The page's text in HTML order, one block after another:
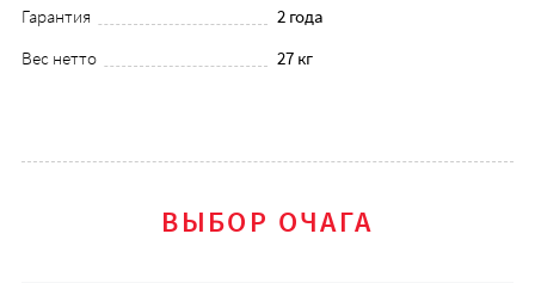
Гарантия
2 года
Вес нетто
27 кг
ВЫБОР ОЧАГА